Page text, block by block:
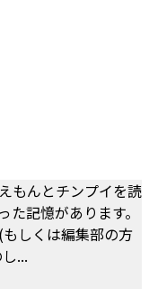
もんとチンプイを読
記憶があります。
しくは編集部の方
...